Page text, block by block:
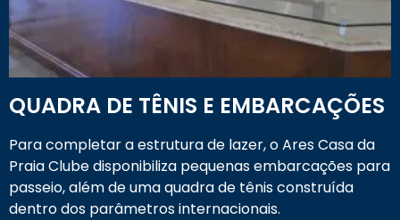
QUADRA DE TÊNIS E EMBARCAÇÕES
Para completar a estrutura de lazer, o Ares Casa da
Praia Clube disponibiliza pequenas embarcações para
passeio, além de uma quadra de tênis construída
dentro dos parâmetros internacionais.